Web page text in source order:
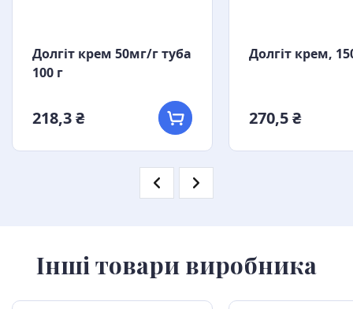
Долгіт крем 50мг/г туба
100 г
218,3 ₴
Долгіт крем,
270,5 ₴
Інші товари виробника